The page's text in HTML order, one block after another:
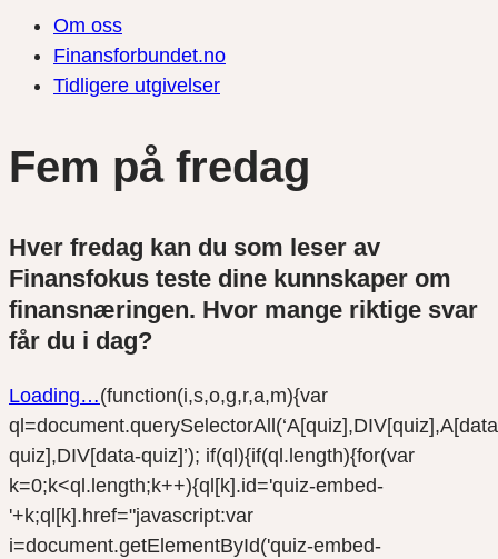
Om oss
Finansforbundet.no
Tidligere utgivelser
Fem på fredag
Hver fredag kan du som leser av
Finansfokus teste dine kunnskaper om
finansnæringen. Hvor mange riktige svar
får du i dag?
Loading…(function(i,s,o,g,r,a,m){var
quiz],DIV[data-quiz]’); if(ql){if(ql.length){for(var
k=0;k<ql.length;k++){ql[k].id='quiz-embed-
'+k;ql[k].href="javascript:var
i=document.getElementById('quiz-embed-